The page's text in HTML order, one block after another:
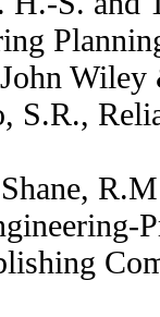
Wiley
S.R.,